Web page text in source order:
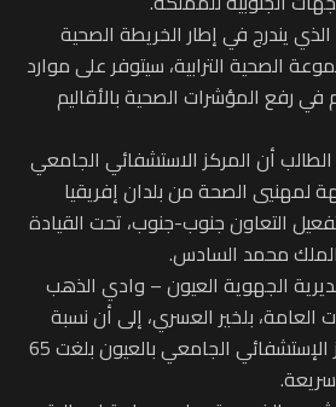
يندرج في إطار الخريطة الصحية
الصحية الترابية، سيتوفر على موارد
رفع المؤشرات الصحية بالأقاليم
أن المركز الاستشفائي الجامعي
لمهنيي الصحة من بلدان إفريقيا
التعاون جنوب-جنوب، تحت القيادة
محمد السادس.
الجهوية العيون – وادي الذهب
العامة، بلخير العسري، إلى أن نسبة
تقدم أشغال إنجاز المركز الإستشفائي الجامعي بالعيون بلغت 65
سريعة.